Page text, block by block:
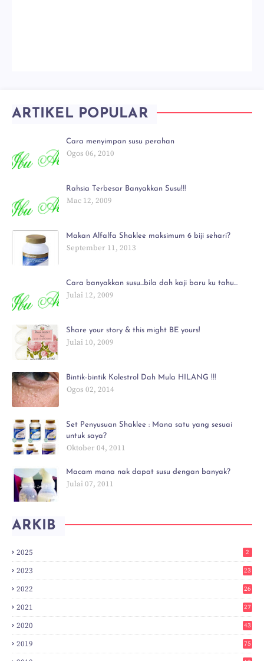
ARTIKEL POPULAR
Cara menyimpan susu perahan
Ogos 06, 2010
Rahsia Terbesar Banyakkan Susu!!!
Mac 12, 2009
Makan Alfalfa Shaklee maksimum 6 biji sehari?
September 11, 2013
Cara banyakkan susu...bila dah kaji baru ku tahu...
Julai 12, 2009
Share your story & this might BE yours!
Julai 10, 2009
Bintik-bintik Kolestrol Dah Mula HILANG !!!
Ogos 02, 2014
Set Penyusuan Shaklee : Mana satu yang sesuai
untuk saya?
Oktober 04, 2011
Macam mana nak dapat susu dengan banyak?
Julai 07, 2011
ARKIB
2025 2
2023 23
2022 26
2021 27
2020 43
2019 75